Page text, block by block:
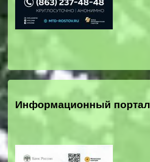
Информационный портал